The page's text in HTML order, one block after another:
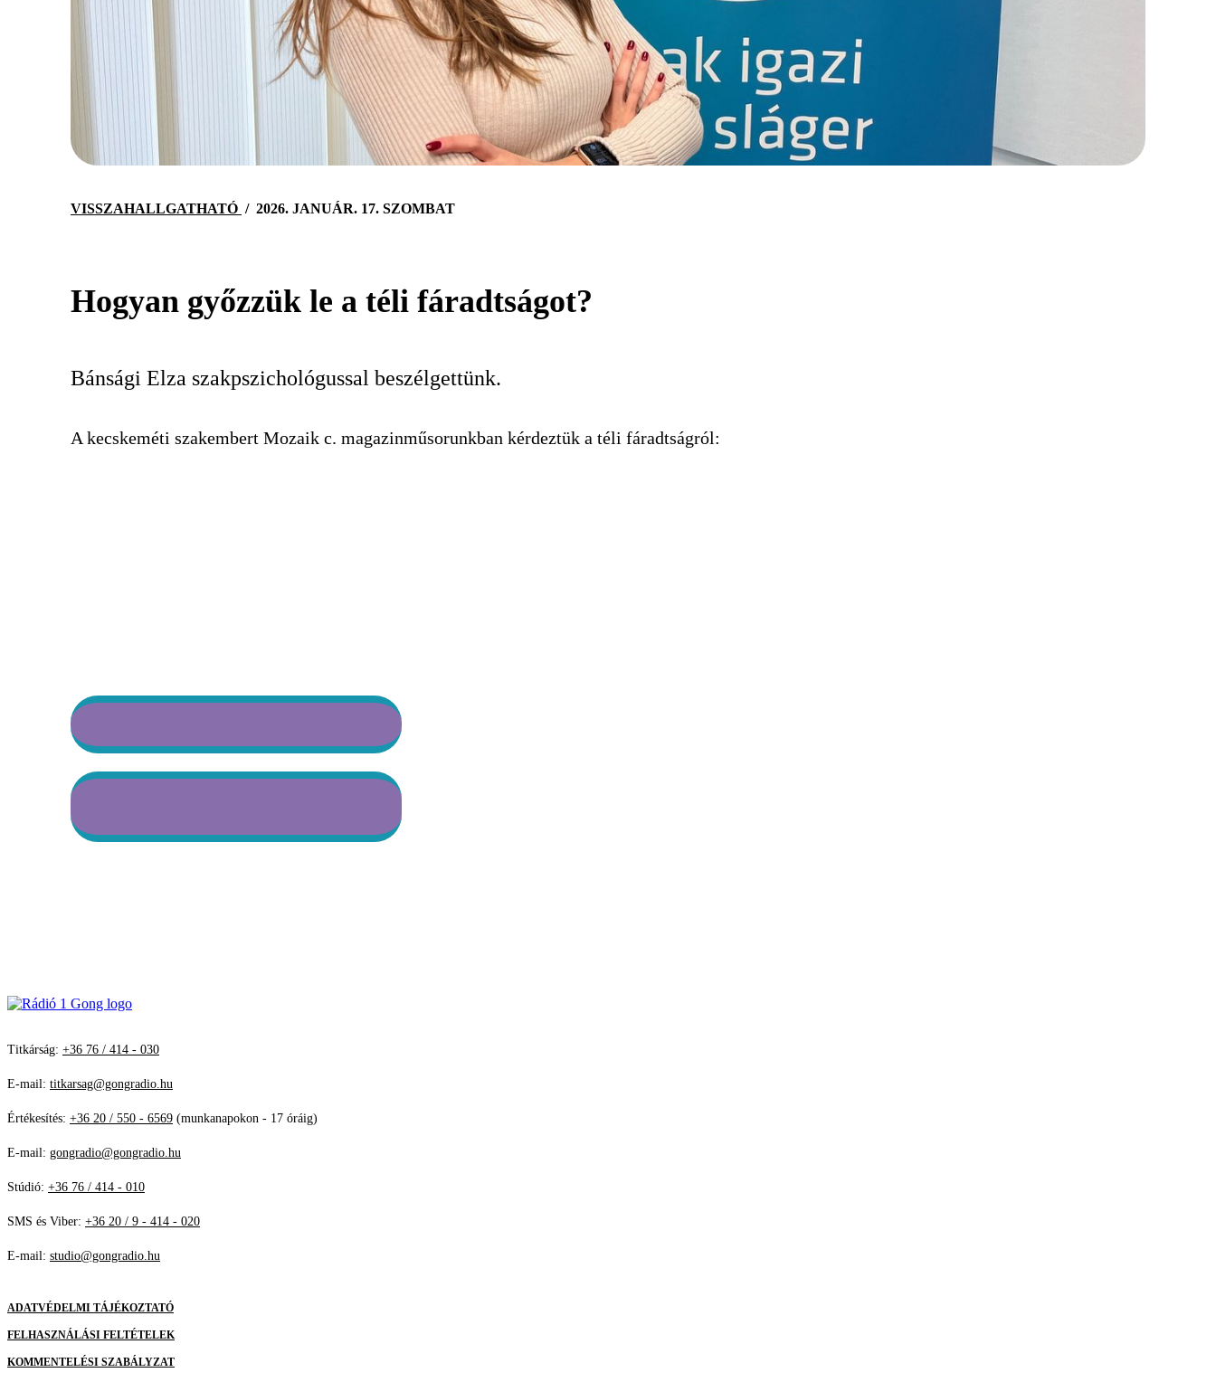
KERESÉS
VISSZAHALLGATHATÓ / 2026. JANUÁR. 17. SZOMBAT
Hogyan győzzük le a téli fáradtságot?
Bánsági Elza szakpszichológussal beszélgettünk.
A kecskeméti szakembert Mozaik c. magazinműsorunkban kérdeztük a téli fáradtságról:
Titkárság: +36 76 / 414 - 030
E-mail: titkarsag@gongradio.hu
Értékesítés: +36 20 / 550 - 6569 (munkanapokon - 17 óráig)
E-mail: gongradio@gongradio.hu
Stúdió: +36 76 / 414 - 010
SMS és Viber: +36 20 / 9 - 414 - 020
E-mail: studio@gongradio.hu
ADATVÉDELMI TÁJÉKOZTATÓ
FELHASZNÁLÁSI FELTÉTELEK
KOMMENTELÉSI SZABÁLYZAT